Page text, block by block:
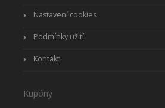
Nastavení cookies
Podmínky užití
Kontakt
Kupóny